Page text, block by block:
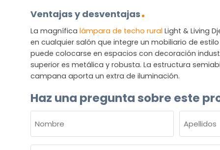
Ventajas y desventajas
La magnífica lámpara de techo rural Light & Living
en cualquier salón que integre un mobiliario de
puede colocarse en espacios con decoración
superior es metálica y robusta. La estructura
campana aporta un extra de iluminación.
Haz una pregunta sobre este
(OBLIGATORIO)
Nombre Apellidos